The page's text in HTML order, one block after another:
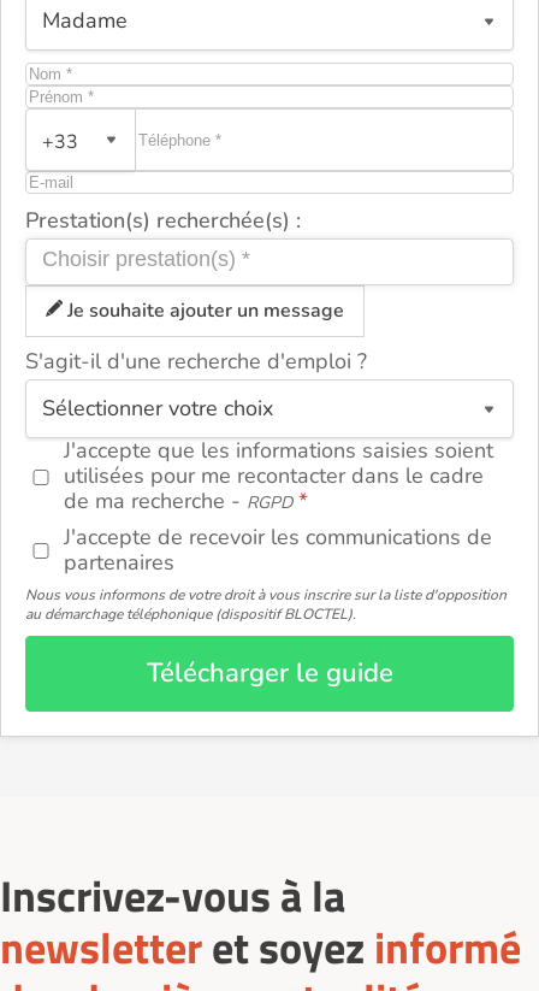
+33
Prestation(s) recherchée(s) :
Je souhaite ajouter un message
S'agit-il d'une recherche d'emploi ?
J'accepte que les informations saisies soient
utilisées pour me recontacter dans le cadre
de ma recherche - RGPD
J'accepte de recevoir les communications de
partenaires
Nous vous informons de votre droit à vous inscrire sur la liste d'opposition
au démarchage téléphonique (dispositif BLOCTEL).
Télécharger le guide
ou
Inscrivez-vous à la
newsletteret soyez informé